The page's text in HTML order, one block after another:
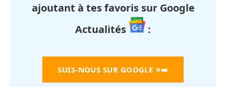
ajoutant à tes favoris sur Google
Actualités
:
SUIS-NOUS SUR GOOGLE ⭐➡️